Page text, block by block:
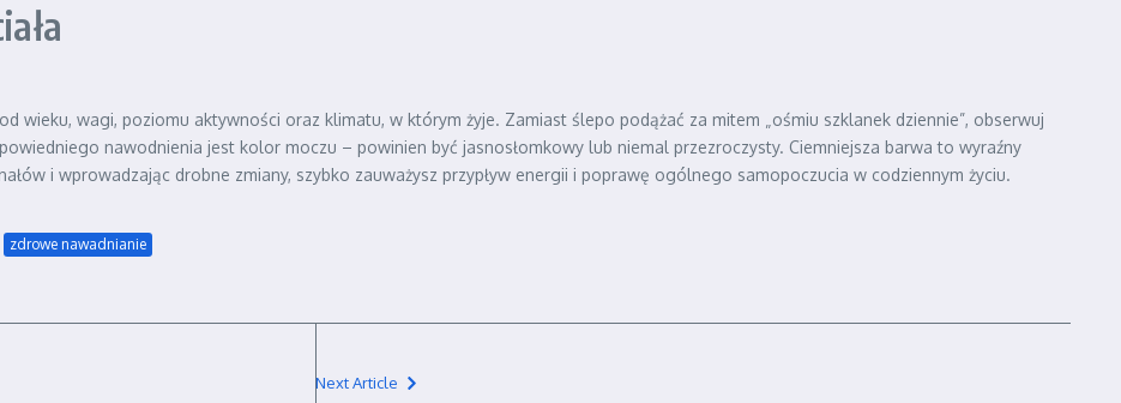
wieku, wagi, poziomu aktywności oraz klimatu, w którym żyje. Zamiast ślepo podążać za mitem „ośmiu szklanek dziennie”, obserwuj
nawodnienia jest kolor moczu – powinien być jasnosłomkowy lub niemal przezroczysty. Ciemniejsza barwa to wyraźny
i wprowadzając drobne zmiany, szybko zauważysz przypływ energii i poprawę ogólnego samopoczucia w codziennym życiu.
zdrowe nawadnianie
Next Article